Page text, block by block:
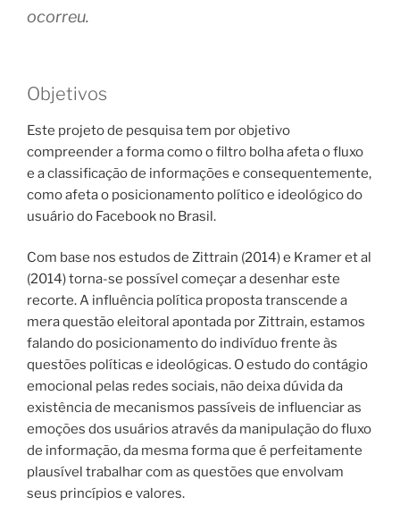
ocorreu.
Objetivos
Este projeto de pesquisa tem por objetivo
compreender a forma como o filtro bolha afeta o fluxo
e a classificação de informações e consequentemente,
como afeta o posicionamento político e ideológico do
usuário do Facebook no Brasil.
Com base nos estudos de Zittrain (2014) e Kramer et al
(2014) torna-se possível começar a desenhar este
recorte. A influência política proposta transcende a
mera questão eleitoral apontada por Zittrain, estamos
falando do posicionamento do indivíduo frente às
questões políticas e ideológicas. O estudo do contágio
emocional pelas redes sociais, não deixa dúvida da
existência de mecanismos passíveis de influenciar as
emoções dos usuários através da manipulação do fluxo
de informação, da mesma forma que é perfeitamente
plausível trabalhar com as questões que envolvam
seus princípios e valores.